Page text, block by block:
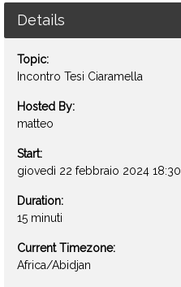
Details
Topic:
Incontro Tesi Ciaramella
Hosted By:
matteo
Start:
giovedì 22 febbraio 2024 18:30
Duration:
15 minuti
Current Timezone:
Africa/Abidjan